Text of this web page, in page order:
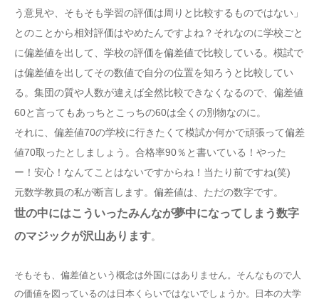
う意見や、そもそも学習の評価は周りと比較するものではない」
とのことから相対評価はやめたんですよね？それなのに学校ごと
に偏差値を出して、学校の評価を偏差値で比較している。模試で
は偏差値を出してその数値で自分の位置を知ろうと比較してい
る。集団の質や人数が違えば全然比較できなくなるので、偏差値
60と言ってもあっちとこっちの60は全くの別物なのに。
それに、偏差値70の学校に行きたくて模試か何かで頑張って偏差
値70取ったとしましょう。合格率90％と書いている！やった
ー！安心！なんてことはないですからね！当たり前ですね(笑)
元数学教員の私が断言します。偏差値は、ただの数字です。
世の中にはこういったみんなが夢中になってしまう数字
のマジックが沢山あります。
そもそも、偏差値という概念は外国にはありません。そんなもので人
の価値を図っているのは日本くらいではないでしょうか。日本の大学